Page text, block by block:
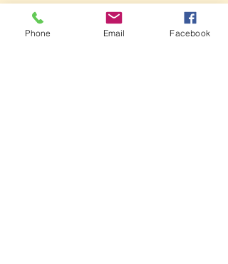
Phone Email Facebook